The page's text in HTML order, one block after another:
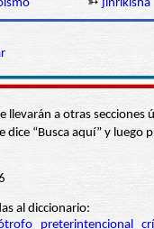
➳ jinrikisha
llevarán a otras
dice “Busca aquí” y
al diccionario:
preterintencional